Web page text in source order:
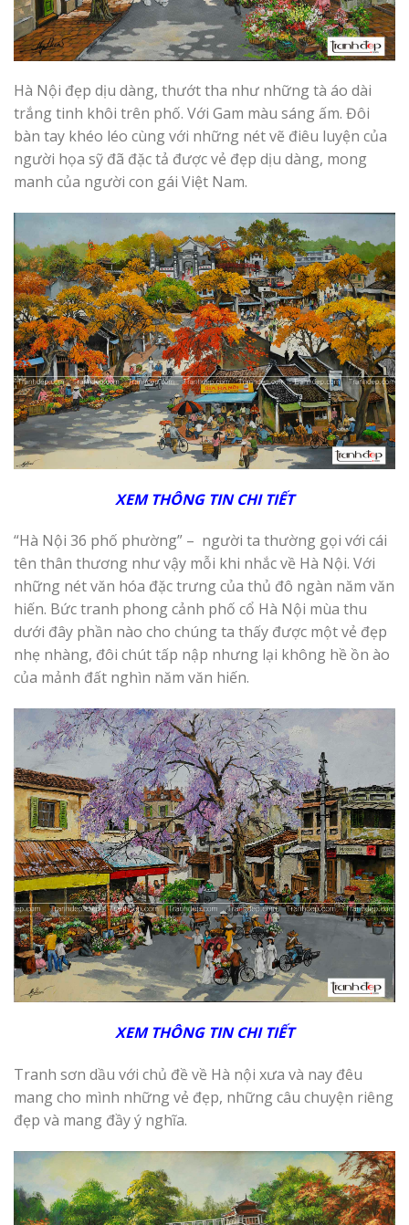
Hà Nội đẹp dịu dàng, thướt tha như những tà áo dài
trắng tinh khôi trên phố. Với Gam màu sáng ấm. Đôi
bàn tay khéo léo cùng với những nét vẽ điêu luyện của
người họa sỹ đã đặc tả được vẻ đẹp dịu dàng, mong
manh của người con gái Việt Nam.
XEM THÔNG TIN CHITIẾT
“Hà Nội 36 phố phường” – người ta thường gọi với cái
tên thân thương như vậy mỗi khi nhắc về Hà Nội. Với
những nét văn hóa đặc trưng của thủ đô ngàn năm văn
hiến. Bức tranh phong cảnh phố cổ Hà Nội mùa thu
dưới đây phần nào cho chúng ta thấy được một vẻ đẹp
nhẹ nhàng, đôi chút tấp nập nhưng lại không hề ồn ào
của mảnh đất nghìn năm văn hiến.
XEM THÔNG TIN CHITIẾT
Tranh sơn dầu với chủ đề về Hà nội xưa và nay đêu
mang cho mình những vẻ đẹp, những câu chuyện riêng
đẹp và mang đầy ý nghĩa.